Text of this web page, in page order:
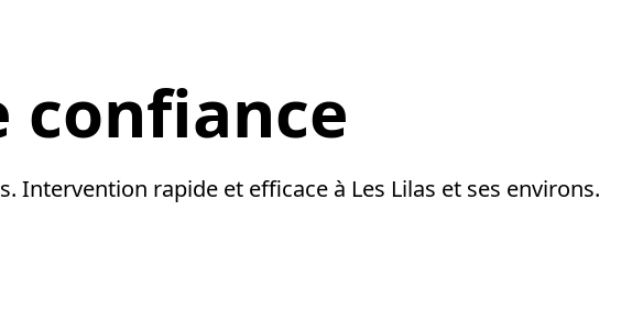
confiance
Intervention rapide et efficace à Les Lilas et ses environs.